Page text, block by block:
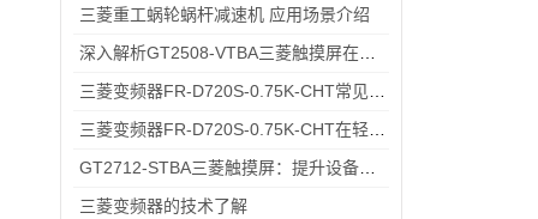
三菱重工蜗轮蜗杆减速机 应用场景介绍
三菱变频器的技术了解